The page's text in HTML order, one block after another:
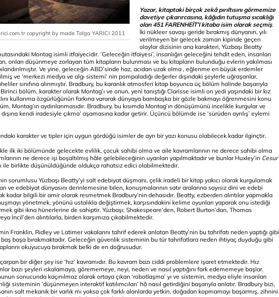
copyright by made Tolga YARICI 2011
Yazar, kitaptaki birçok zekâ pırıltısını görmemize
davetiye çıkarırcasına, kâğıdın tutuşma sıcaklığı
olan 451 FARENHEİT’I kitaba isim olarak seçmiş.
İki nükleer savaşı geride bırakmış dünyanın, yılı
verilmeyen bir gelecek zaman kipinde geçen
olaylar dizisinin ana karakteri, Yüzbaşı Beatty
Montag isimli itfaiyecidir. ‘Geleceğin itfaiyesi’, insanlığın geleceğini tehdit eden, insanları
onları düşünmeye zorlayan tüm kitapların bulunması ve bu kitapların bulunduğu evlerin yakılması
Ve yine, geleceğin ABD’sinde haz, acıdan uzak olma , eğlenme en büyük erdemler
ve ‘merkezi medya ve algı sistemi’ nin pompaladığı değerler dışındaki şeylerle uğraşanlar,
sınıfına alınmıştır. Bradbury, bu karanlık atmosferi kitap boyunca üç bölüm halinde başarıyla
bölüm, karakter olarak Montag’ı ve onun, yeni tanıştığı Clarisse isimli on yedi yaşındaki bir kız
kullanma özgürlüğünün farkına vararak dünyaya bambaşka bir gözle bakmayı öğrenmesini konu
Montag’ın aydınlanmasıdır. Bradbury, bu kısımda Montag’ın dönüşümünü incelikle kurgular ve
kendi iradesiyle çıkma’ aşamasına kadar getirir. Üçüncü bölümde ise ‘sürüden ayrılış’ eylemi
karakter ve tipler için uygun gördüğü isimler de ayrı bir yazı konusu olabilecek kadar ilginçtir.
ilk iki bölümünde gelecekte evlilik, çocuk sahibi olma ve aile kavramlarının ne derece sahibi olma
ne derece işi boşaltılmış hâle gelebileceğinin uyarıları yapılmaktadır ve bunlar Huxley’in Cesur
ile birlikte düşünüldüğünde oldukça rahatsız edici olabilmektedir.
sorumlusu Yüzbaşı Beatty’yi salt edebiyat düşmanı, çelik iradeli bir kitap yakıcı olarak kurgulamak
ve edebiyat dünyasını derinlemesine bilen, konuşmalarının satır aralarına sayısız dini ve edebi
kadar bilgili bir amir olarak resmetmek Bradbury’nin dehasıdır. Beatty, ezberden alıntılar yapmakla
yönetmek, yönünü ustalıkla değiştirmek, karşısındakini kelime oyunları yaparak onu istediği
gibi ikna hünerlerine de sahiptir. Yüzbaşı; Shakespeare’den, Robert Burton’dan, Thomas
İncil’den alıntılarla, birden karşımıza çıkabilmektedir.
Franklin, Ridley ve Latimer vakalarını tahrif ederek anlatan Beatty’nin bu tahrifatı neden yaptığı gibi
başa bırakmaktadır. Geleceğin güvenlik sisteminin bu tür tahrifatlara neden ihtiyaç duyduğu gibi
okuyucuya bırakmak belki de en doğrusudur.
bir diğer şey ise ‘hız’ kavramıdır. Bu kavram bazı ciddi problemlere işaret etmektedir. Hız
bazı şeyleri ıskalamaya, görememeye, neyi, neden ve nasıl yaptığını fark edememeye başlar.
sonucunda kaçınılmaz olarak ortaya çıkan ‘robotlaşma’ yı ve sistemin, medya eliyle insanları
sisteminin ‘düşünmeyen interaktif katılımcıları’ hâ nasıl getirdiğini başarıyla anlatır. Bradbury bizi,
salt mekanik bir varlık mı yoksa çok farklı alanlarda yetkin, doğadan kopmamayı başarmış, zihnini